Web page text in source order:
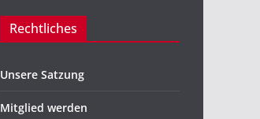
Rechtliches
Unsere Satzung
Mitglied werden